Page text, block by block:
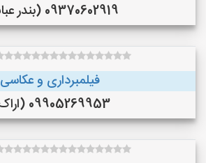
09370602919 (بندر عباس)
فیلمبرداری و عکاسی
09905269953 (اراک )